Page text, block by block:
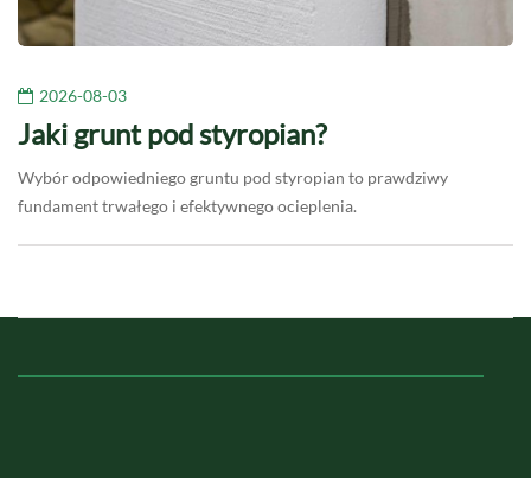
2026-08-03
Jaki grunt pod styropian?
Wybór odpowiedniego gruntu pod styropian to prawdziwy
fundament trwałego i efektywnego ocieplenia.